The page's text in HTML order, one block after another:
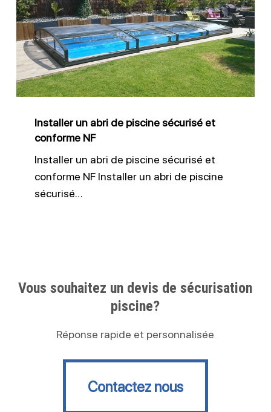
abri
de
piscine
sécurisé
et
Installer un abri de piscine sécurisé et
conforme NF
Installer un abri de piscine sécurisé et
conforme NF Installer un abri de piscine
sécurisé…
Vous souhaitez un devis de sécurisation
piscine?
Réponse rapide et personnalisée
Contactez nous
Contactez nous